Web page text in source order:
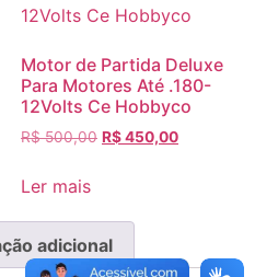
Motor de Partida Deluxe
Para Motores Até .180-
12Volts Ce Hobbyco
R$500,00 R$450,00
Ler mais
adicional